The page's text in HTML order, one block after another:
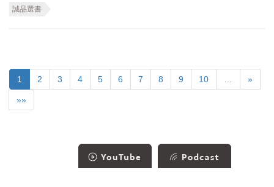
誠品選書
1 2 3 4 5 6 7 8 9 10 »
»»